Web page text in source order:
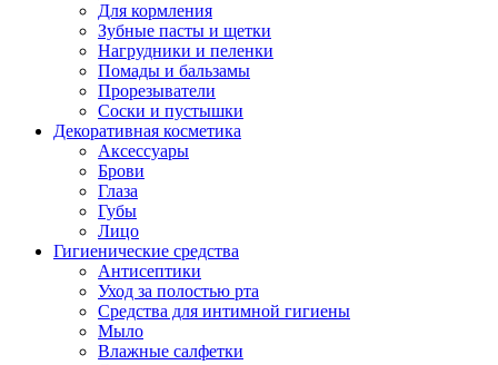
Для кормления
Зубные пасты и щетки
Нагрудники и пеленки
Помады и бальзамы
Прорезыватели
Соски и пустышки
Декоративная косметика
Аксессуары
Брови
Глаза
Губы
Лицо
Гигиенические средства
Антисептики
Уход за полостью рта
Средства для интимной гигиены
Мыло
Влажные салфетки